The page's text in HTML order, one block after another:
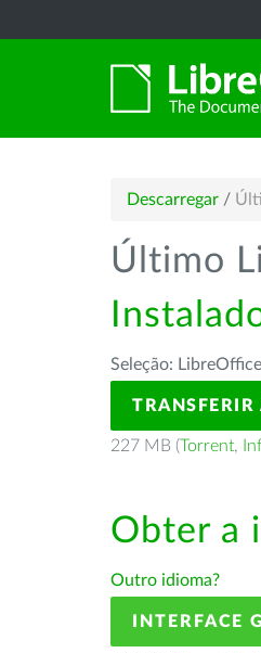
Descarregar /
Último
Seleção:
TRANSFERIR
227 MB (Torrent,
Obter a
Outro idioma?
INTERFACE